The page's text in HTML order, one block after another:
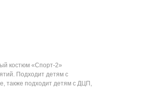
костюм «Спорт-2»
Подходит детям с
также подходит детям с ДЦП,